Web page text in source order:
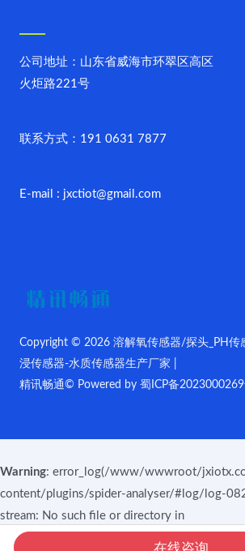
Copyright © 2026 溶解氧传感器/探头_PH传
浸传感器-水质传感器生产厂家 |
精讯畅通© Powered by 蜀ICP备
公司地址：山东省威海市环翠区高区
火炬路221号
联系方式：191 0631 7877
E-mail : jxctiot@gmail.com
Warning: error_log(/www/wwwroot/
content/plugins/spider-analyser/#log/log-
stream: No such file or directory in
/www/wwwroot/jxiotx.com/wp-content/
在线咨询